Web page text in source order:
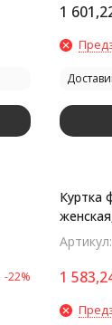
1
-22%
Куртка
Артикул:
1